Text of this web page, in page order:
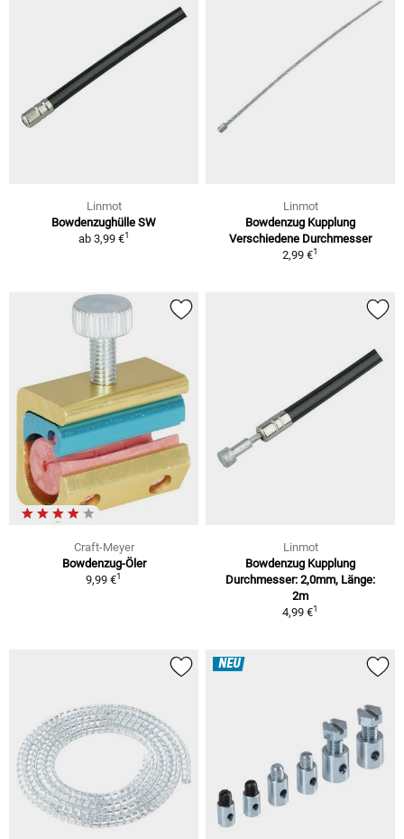
Linmot
Bowdenzughülle SW
ab 3,99 €1
Linmot
Bowdenzug Kupplung
Verschiedene Durchmesser
2,99 €1
Craft-Meyer
Bowdenzug-Öler
9,99 €1
Linmot
Bowdenzug Kupplung
Durchmesser: 2,0mm, Länge:
2m
4,99 €1
NEU